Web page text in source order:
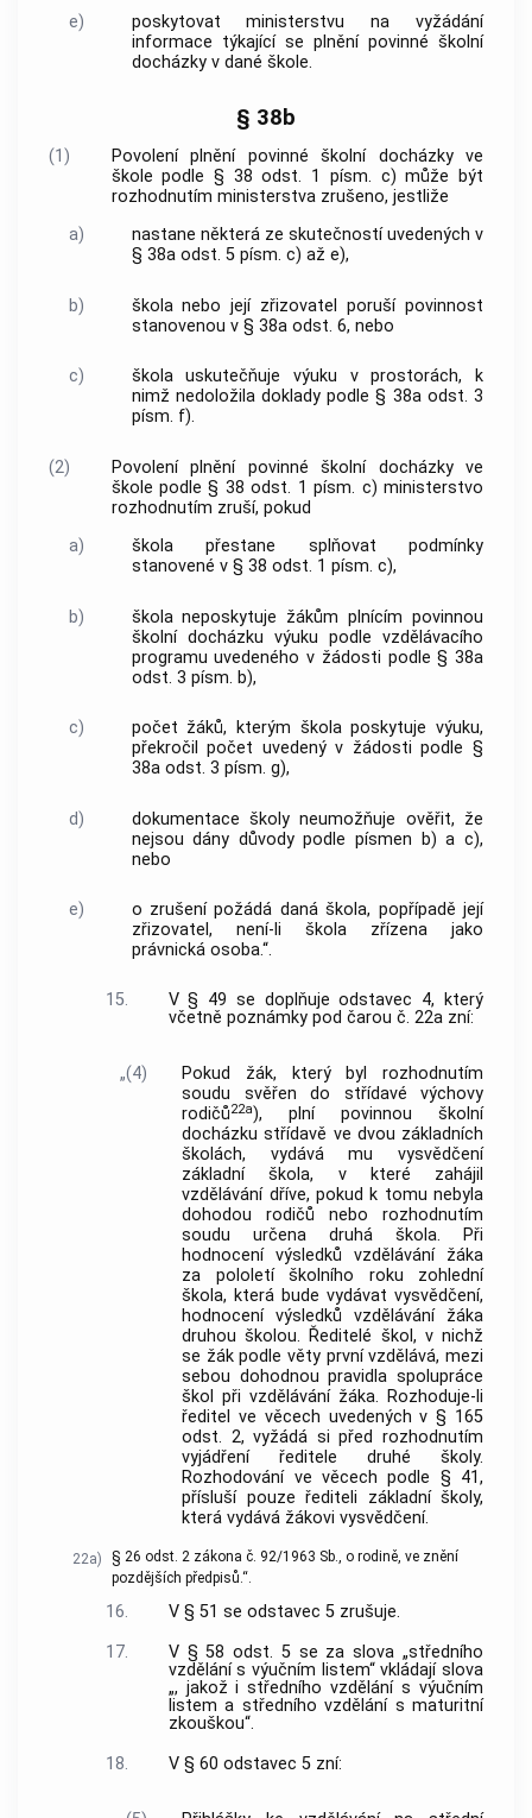
e)
poskytovat ministerstvu na vyžádání
informace týkající se plnění povinné školní
docházky v dané škole.
§ 38b
(1)
Povolení plnění povinné školní docházky ve
škole podle § 38 odst. 1 písm. c) může být
rozhodnutím ministerstva zrušeno, jestliže
a)
nastane některá ze skutečností uvedených v
§ 38a odst. 5 písm. c) až e),
b)
škola nebo její zřizovatel poruší povinnost
stanovenou v § 38a odst. 6, nebo
c)
škola uskutečňuje výuku v prostorách, k
nimž nedoložila doklady podle § 38a odst. 3
písm. f).
(2)
Povolení plnění povinné školní docházky ve
škole podle § 38 odst. 1 písm. c) ministerstvo
rozhodnutím zruší, pokud
a)
škola přestane splňovat podmínky
stanovené v § 38 odst. 1 písm. c),
b)
škola neposkytuje žákům plnícím povinnou
školní docházku výuku podle vzdělávacího
programu uvedeného v žádosti podle § 38a
odst. 3 písm. b),
c)
počet žáků, kterým škola poskytuje výuku,
překročil počet uvedený v žádosti podle §
38a odst. 3 písm. g),
d)
dokumentace školy neumožňuje ověřit, že
nejsou dány důvody podle písmen b) a c),
nebo
e)
o zrušení požádá daná škola, popřípadě její
zřizovatel, není-li škola zřízena jako
právnická osoba.“.
15.
V § 49 se doplňuje odstavec 4, který
včetně poznámky pod čarou č. 22a zní:
„(4)
Pokud žák, který byl rozhodnutím
soudu svěřen do střídavé výchovy
rodičů22a), plní povinnou školní
docházku střídavě ve dvou základních
školách, vydává mu vysvědčení
základní škola, v které zahájil
vzdělávání dříve, pokud k tomu nebyla
dohodou rodičů nebo rozhodnutím
soudu určena druhá škola. Při
hodnocení výsledků vzdělávání žáka
za pololetí školního roku zohlední
škola, která bude vydávat vysvědčení,
hodnocení výsledků vzdělávání žáka
druhou školou. Ředitelé škol, v nichž
se žák podle věty první vzdělává, mezi
sebou dohodnou pravidla spolupráce
škol při vzdělávání žáka. Rozhoduje-li
ředitel ve věcech uvedených v § 165
odst. 2, vyžádá si před rozhodnutím
vyjádření ředitele druhé školy.
Rozhodování ve věcech podle § 41,
přísluší pouze řediteli základní školy,
která vydává žákovi vysvědčení.
22a)
§ 26 odst. 2 zákona č. 92/1963 Sb., o rodině, ve znění
pozdějších předpisů.“.
16.
V § 51 se odstavec 5 zrušuje.
17.
V § 58 odst. 5 se za slova „středního
vzdělání s výučním listem“ vkládají slova
„, jakož i středního vzdělání s výučním
listem a středního vzdělání s maturitní
zkouškou“.
18.
V § 60 odstavec 5 zní: